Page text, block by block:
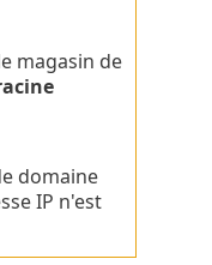
magasin de
domaine
IP n'est